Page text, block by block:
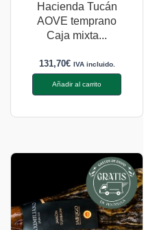
Hacienda Tucán
AOVE temprano
Caja mixta...
131,70€ IVA incluido.
Añadir al carrito